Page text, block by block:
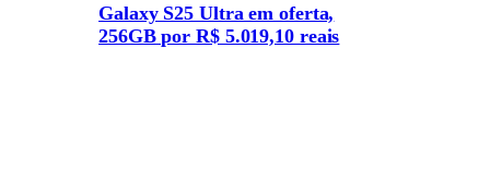
Galaxy S25 Ultra em oferta,
256GB por R$ 5.019,10 reais